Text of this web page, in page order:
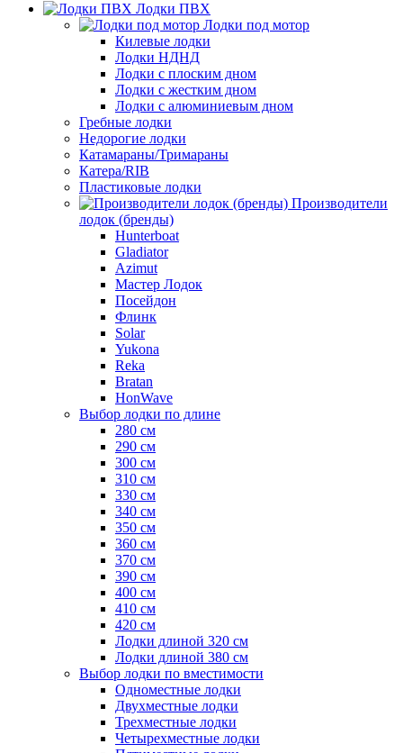
Лодки ПВХ
Лодки под мотор
Килевые лодки
Лодки НДНД
Лодки с плоским дном
Лодки с жестким дном
Лодки с алюминиевым дном
Гребные лодки
Недорогие лодки
Катамараны/Тримараны
Катера/RIB
Пластиковые лодки
Производители
лодок (бренды)
Hunterboat
Gladiator
Azimut
Мастер Лодок
Посейдон
Флинк
Solar
Yukona
Reka
Bratan
HonWave
Выбор лодки по длине
280 см
290 см
300 см
310 см
330 см
340 см
350 см
360 см
370 см
390 см
400 см
410 см
420 см
Лодки длиной 320 см
Лодки длиной 380 см
Выбор лодки по вместимости
Одноместные лодки
Двухместные лодки
Трехместные лодки
Четырехместные лодки